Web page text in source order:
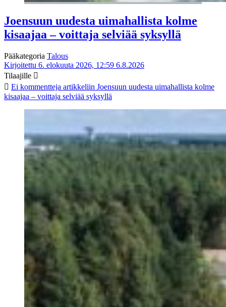
Joensuun uudesta uimahallista kolme
kisaajaa – voittaja selviää syksyllä
Pääkategoria Talous
Kirjoitettu 6. elokuuta 2026, 12:59 6.8.2026
Tilaajille
Ei kommentteja artikkeliin Joensuun uudesta uimahallista kolme
kisaajaa – voittaja selviää syksyllä